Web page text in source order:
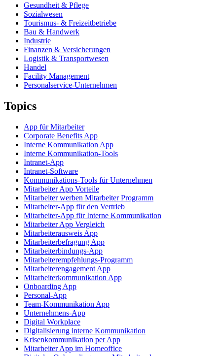
Gesundheit & Pflege
Sozialwesen
Tourismus- & Freizeitbetriebe
Bau & Handwerk
Industrie
Finanzen & Versicherungen
Logistik & Transportwesen
Handel
Facility Management
Personalservice-Unternehmen
Topics
App für Mitarbeiter
Corporate Benefits App
Interne Kommunikation App
Interne Kommunikation-Tools
Intranet-App
Intranet-Software
Kommunikations-Tools für Unternehmen
Mitarbeiter App Vorteile
Mitarbeiter werben Mitarbeiter Programm
Mitarbeiter-App für den Vertrieb
Mitarbeiter-App für Interne Kommunikation
Mitarbeiter App Vergleich
Mitarbeiterausweis App
Mitarbeiterbefragung App
Mitarbeiterbindungs-App
Mitarbeiterempfehlungs-Programm
Mitarbeiterengagement App
Mitarbeiterkommunikation App
Onboarding App
Personal-App
Team-Kommunikation App
Unternehmens-App
Digital Workplace
Digitalisierung interne Kommunikation
Krisenkommunikation per App
Mitarbeiter App im Homeoffice